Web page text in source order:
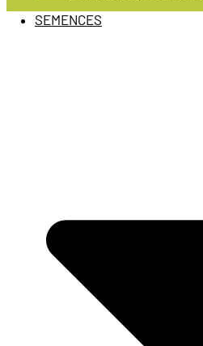
SEMENCES